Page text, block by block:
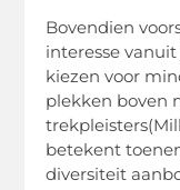
Bovendien
interesse
kiezen voor
plekken boven
betekent
diversiteit